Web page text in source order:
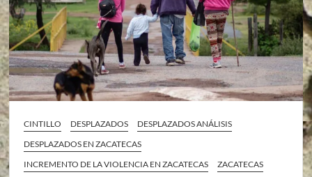
CINTILLO DESPLAZADOS
DESPLAZADOS ANÁLISIS
DESPLAZADOS EN ZACATECAS
INCREMENTO DE LA VIOLENCIA EN ZACATECAS
ZACATECAS